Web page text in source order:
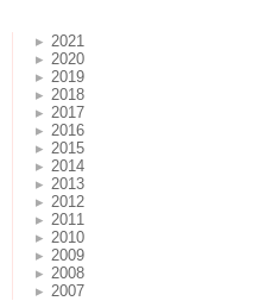
2021
2020
2019
2018
2017
2016
2015
2014
2013
2012
2011
2010
2009
2008
2007